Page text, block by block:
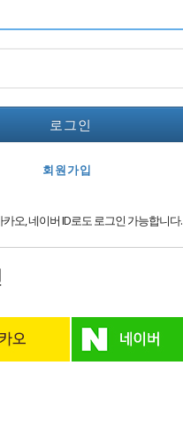
로그인
회원가입
카오, 네이버 ID로도 로그인 가능합니다.